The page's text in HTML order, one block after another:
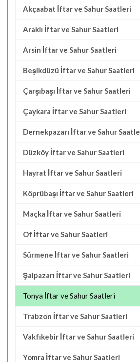
Akçaabat İftar ve Sahur Saatleri
Araklı İftar ve Sahur Saatleri
Arsin İftar ve Sahur Saatleri
Beşikdüzü İftar ve Sahur Saatleri
Çarşıbaşı İftar ve Sahur Saatleri
Çaykara İftar ve Sahur Saatleri
Dernekpazarı İftar ve Sahur
Düzköy İftar ve Sahur Saatleri
Hayrat İftar ve Sahur Saatleri
Köprübaşı İftar ve Sahur Saatleri
Maçka İftar ve Sahur Saatleri
Of İftar ve Sahur Saatleri
Sürmene İftar ve Sahur Saatleri
Şalpazarı İftar ve Sahur Saatleri
Tonya İftar ve Sahur Saatleri
Trabzon İftar ve Sahur Saatleri
Vakfıkebir İftar ve Sahur Saatleri
Yomra İftar ve Sahur Saatleri